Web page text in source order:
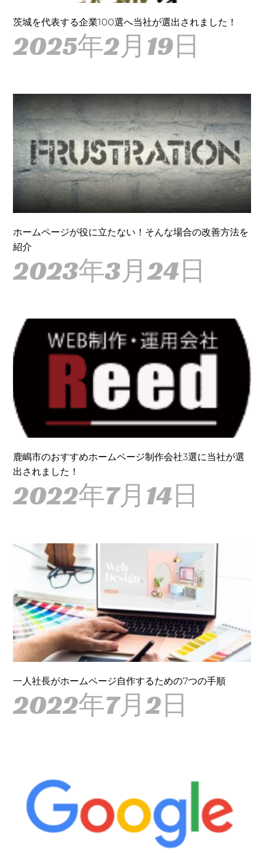
茨城を代表する企業100選へ当社が選出されました！
2025年2月19日
ホームページが役に立たない！そんな場合の改善方法を
紹介
2023年3月24日
鹿嶋市のおすすめホームページ制作会社3選に当社が選
出されました！
2022年7月14日
一人社長がホームページ自作するための7つの手順
2022年7月2日